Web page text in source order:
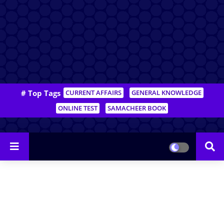
# Top Tags CURRENT AFFAIRS
GENERAL KNOWLEDGE
ONLINE TEST
SAMACHEER BOOK